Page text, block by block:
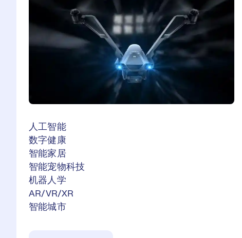
人工智能
数字健康
智能家居
智能宠物科技
机器人学
AR/VR/XR
智能城市